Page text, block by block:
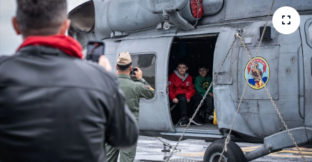
Resmi İlanlar
Rüya Tabirleri
Sağlık
Savunma Sanayi